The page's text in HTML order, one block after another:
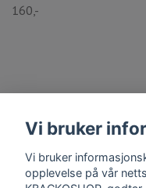
160,-
Kontaktinformasjon
Vi bruker
Vi bruker
opplevelse på vår